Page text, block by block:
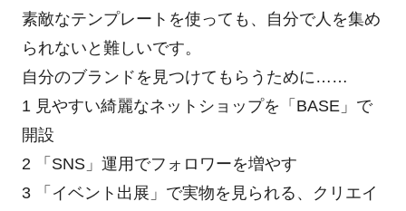
素敵なテンプレートを使っても、自分で人を集め
られないと難しいです。
自分のブランドを見つけてもらうために……
1 見やすい綺麗なネットショップを「BASE」で
開設
2 「SNS」運用でフォロワーを増やす
3 「イベント出展」で実物を見られる、クリエイ